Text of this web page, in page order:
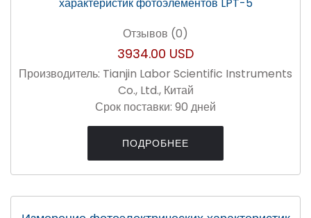
Отзывов (0)
3934.00 USD
Производитель: Tianjin Labor Scientific Instruments
Co., Ltd., Китай
Срок поставки: 90 дней
ПОДРОБНЕЕ